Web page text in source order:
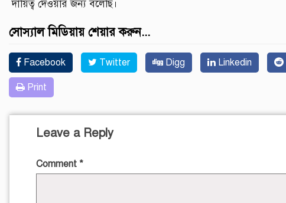
দায়িত্ব দেওয়ার জন্য বলেছি।
সোস্যাল মিডিয়ায় শেয়ার করুন...
Facebook Twitter Digg Linkedin
Print
Leave a Reply
Comment *